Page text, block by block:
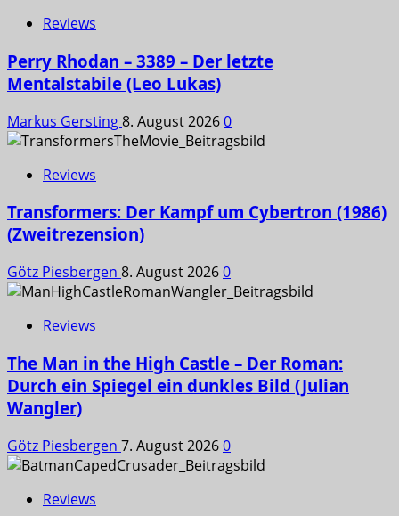
Reviews
Perry Rhodan – 3389 – Der letzte
Mentalstabile (Leo Lukas)
Markus Gersting8. August 20260
Reviews
Transformers: Der Kampf um Cybertron (1986)
(Zweitrezension)
Götz Piesbergen 8. August 20260
Reviews
The Man in the High Castle – Der Roman:
Durch ein Spiegel ein dunkles Bild (Julian
Wangler)
Götz Piesbergen 7. August 20260
Reviews